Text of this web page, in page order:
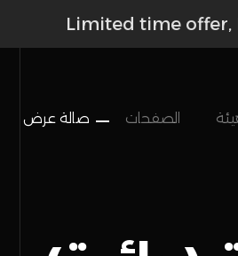
Limited time offer,
الصفحات صالة عرض